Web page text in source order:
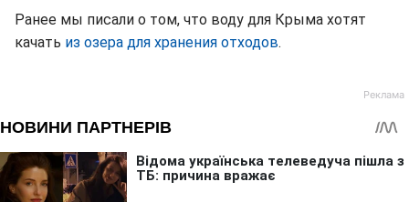
Ранее мы писали о том, что воду для Крыма хотят
качать из озера для хранения отходов.